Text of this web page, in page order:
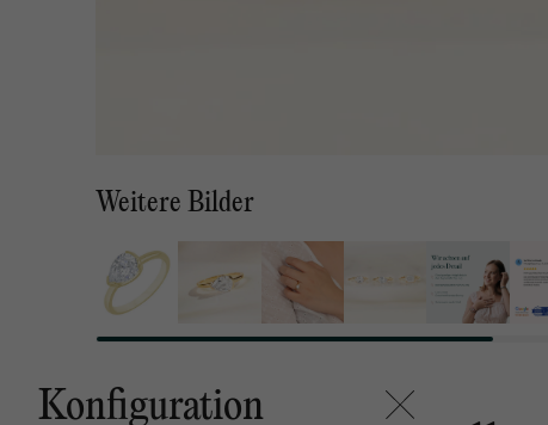
Weitere Bilder
Konfiguration